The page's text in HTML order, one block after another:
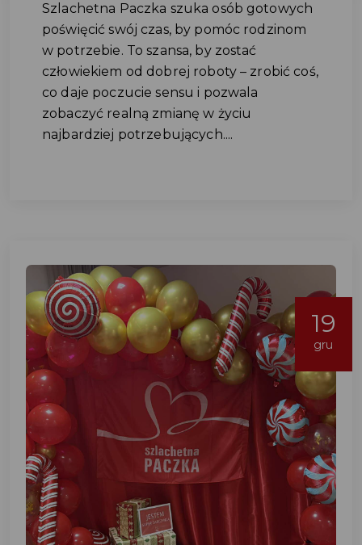
Szlachetna Paczka szuka osób gotowych
poświęcić swój czas, by pomóc rodzinom
w potrzebie. To szansa, by zostać
człowiekiem od dobrej roboty – zrobić coś,
co daje poczucie sensu i pozwala
zobaczyć realną zmianę w życiu
najbardziej potrzebujących....
19
gru